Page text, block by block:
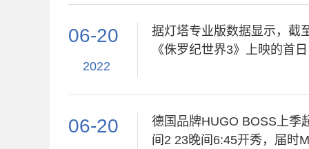
06-20
2022
据灯塔专业版数据显示，截
《侏罗纪世界3》上映的首
06-20
德国品牌HUGO BOSS上季
间2 23晚间6:45开秀，届时